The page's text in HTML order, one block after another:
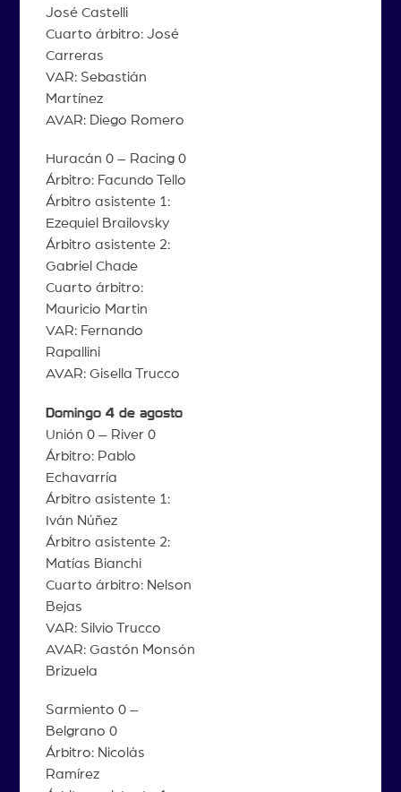
José Castelli
Cuarto árbitro: José
Carreras
VAR: Sebastián
Martínez
AVAR: Diego Romero
Huracán 0 – Racing 0
Árbitro: Facundo Tello
Árbitro asistente 1:
Ezequiel Brailovsky
Árbitro asistente 2:
Gabriel Chade
Cuarto árbitro:
Mauricio Martin
VAR: Fernando
Rapallini
AVAR: Gisella Trucco
Domingo 4 de agosto
Unión 0 – River 0
Árbitro: Pablo
Echavarría
Árbitro asistente 1:
Iván Núñez
Árbitro asistente 2:
Matías Bianchi
Cuarto árbitro: Nelson
Bejas
VAR: Silvio Trucco
AVAR: Gastón Monsón
Brizuela
Sarmiento 0 –
Belgrano 0
Árbitro: Nicolás
Ramírez